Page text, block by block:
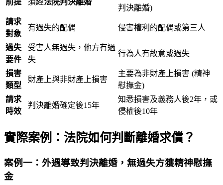
判決離婚)
請求
對象
有過失的配偶 侵害權利的配偶或第三人
過失
要件
受害人無過失，他方有過
失
行為人有故意或過失
損害
類型
財產上與非財產上損害
主要為非財產上損害 (精神
慰撫金)
請求
時效
判決離婚確定後15年
知悉損害及義務人後2年，或
侵權後10年
實際案例：法院如何判斷離婚求償？
案例一：外遇導致判決離婚，無過失方獲精神慰撫
金